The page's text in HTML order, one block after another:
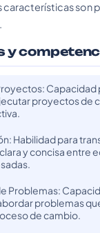
características son
y
Capacidad
proyectos de
Habilidad para
y concisa entre
Problemas:
problemas
de cambio.